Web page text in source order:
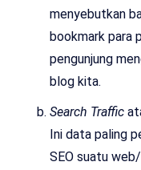
menyebutkan
bookmark para
pengunjung
blog kita.
Search Traffic
Ini data paling
SEO suatu